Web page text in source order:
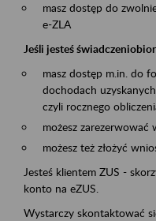
masz dostęp do
e-ZLA
Jeśli jesteś
masz dostęp m.in. do
dochodach
czyli rocznego
możesz zarezerwować
możesz też złożyć
Jesteś klientem ZUS -
konto na eZUS.
Wystarczy skontaktować